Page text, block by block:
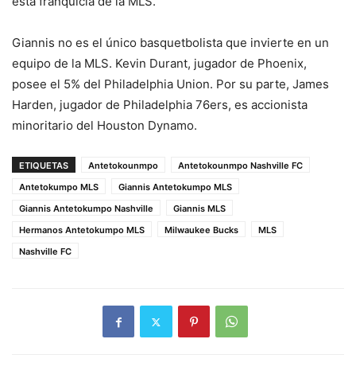
Giannis no es el único basquetbolista que invierte en un
equipo de la MLS. Kevin Durant, jugador de Phoenix,
posee el 5% del Philadelphia Union. Por su parte, James
Harden, jugador de Philadelphia 76ers, es accionista
minoritario del Houston Dynamo.
ETIQUETAS Antetokounmpo
Antetokounmpo Nashville FC
Antetokumpo MLS
Giannis Antetokumpo MLS
Giannis Antetokumpo Nashville
Giannis MLS
Hermanos Antetokumpo MLS
Milwaukee Bucks
MLS
Nashville FC